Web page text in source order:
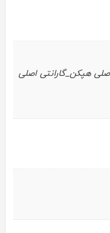
هپکن_گارانتی اصلی